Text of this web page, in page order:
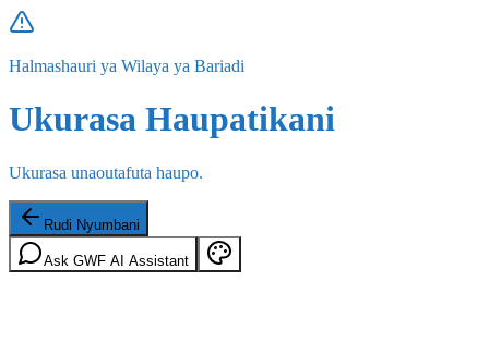
Halmashauri ya Wilaya ya Bariadi
Ukurasa Haupatikani
Ukurasa unaoutafuta haupo.
Rudi Nyumbani
Ask GWF AI Assistant